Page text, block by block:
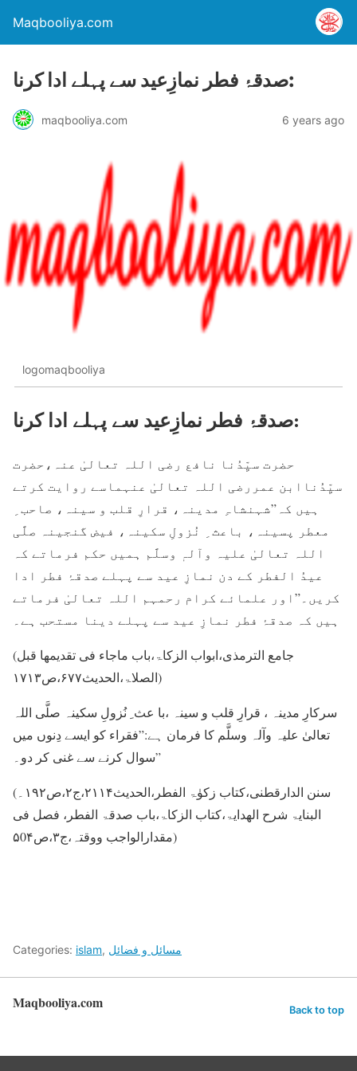
Maqbooliya.com
صدقۂ فطر نمازِعید سے پہلے ادا کرنا:
maqbooliya.com 6 years ago
logomaqbooliya
صدقۂ فطر نمازِعید سے پہلے ادا کرنا:
حضرت سیِّدُنا نافع رضی اللہ تعالیٰ عنہ،حضرت
سیِّدُناابن عمررضی اللہ تعالیٰ عنہماسے روایت کرتے
ہیں کہ”شہنشاہِ مدینہ، قرارِ قلب و سینہ، صاحب ِ
معطر پسینہ، باعث ِ نُزولِ سکینہ، فیض گنجینہ صلَّی
اللہ تعالیٰ علیہ وآلہٖ وسلَّم ہمیں حکم فرماتے کہ
عیدُ الفطر کے دن نمازِ عید سے پہلے صدقۂ فطر ادا
کریں۔”اور علمائے کرام رحمہم اللہ تعالیٰ فرماتے
ہیں کہ صدقۂ فطر نمازِ عید سے پہلے دینا مستحب ہے۔
(جامع الترمذی،ابواب الزکاۃ،باب ماجاء فی تقدیمھا قبل
الصلاۃ،الحدیث۶۷۷،ص۱۷۱۳)
سرکارِ مدینہ ، قرارِ قلب و سینہ ،با عث ِ نُزولِ سکینہ صلَّی اللہ
تعالیٰ علیہ وآلہ وسلَّم کا فرمان ہے:”فقراء کو ایسے دِنوں میں
سوال کرنے سے غنی کر دو۔”
(سنن الدارقطنی،کتاب زکوٰۃ الفطر،الحدیث۲۱۱۴،ج۲،ص۱۹۲۔
البنایۃ شرح الھدایۃ،کتاب الزکاۃ،باب صدقۃ الفطر، فصل فی
مقدارالواجب ووقتہ،ج۳،ص۵0۴)
Categories: islam, مسائل و فضائل
Maqbooliya.com Back to top